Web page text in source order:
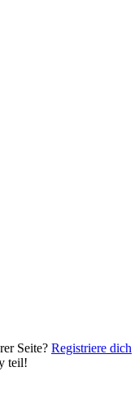
Seite? Registriere dich
teil!